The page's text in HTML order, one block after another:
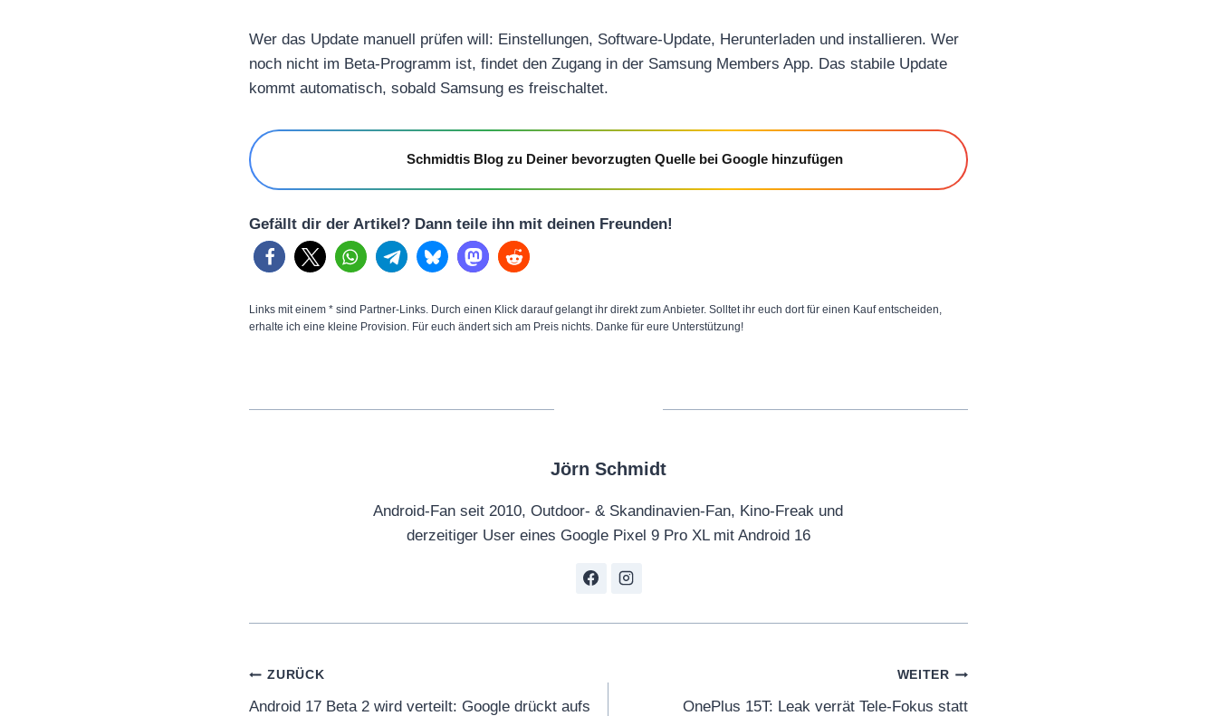
Wer das Update manuell prüfen will: Einstellungen, Software-Update, Herunterladen und installieren. Wer
noch nicht im Beta-Programm ist, findet den Zugang in der Samsung Members App. Das stabile Update
kommt automatisch, sobald Samsung es freischaltet.
Schmidtis Blog zu Deiner bevorzugten Quelle bei Google hinzufügen
Gefällt dir der Artikel? Dann teile ihn mit deinen Freunden!
Links mit einem * sind Partner-Links. Durch einen Klick darauf gelangt ihr direkt zum Anbieter. Solltet ihr euch dort für einen Kauf entscheiden,
erhalte ich eine kleine Provision. Für euch ändert sich am Preis nichts. Danke für eure Unterstützung!
Jörn Schmidt
Android-Fan seit 2010, Outdoor- & Skandinavien-Fan, Kino-Freak und
derzeitiger User eines Google Pixel 9 Pro XL mit Android 16
Beitragsnavigation
ZURÜCK
Android 17 Beta 2 wird verteilt: Google drückt aufs
WEITER
OnePlus 15T: Leak verrät Tele-Fokus statt